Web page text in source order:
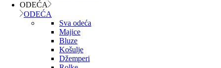
ODEĆA
ODEĆA
Sva odeća
Majice
Bluze
Košulje
Džemperi